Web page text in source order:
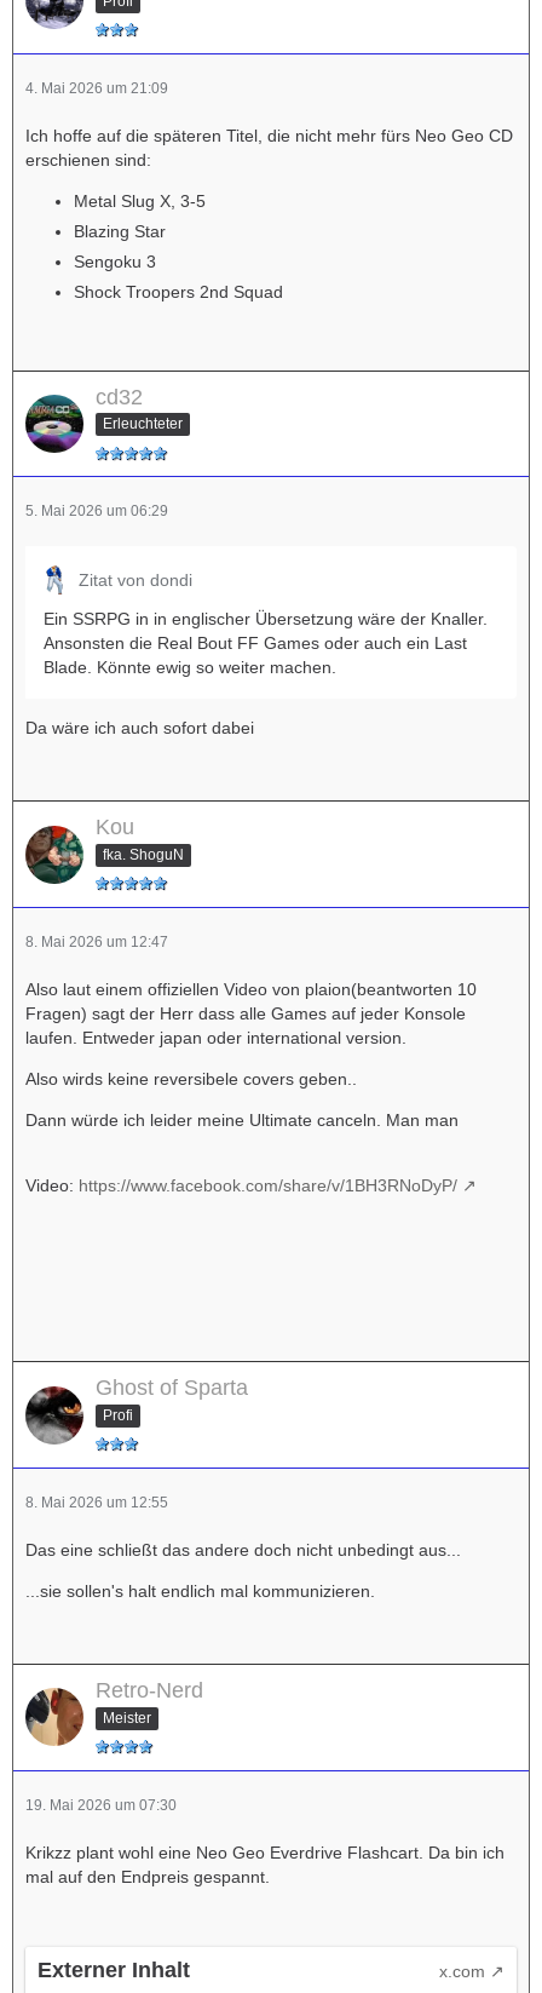
4. Mai 2026 um 21:09
Ich hoffe auf die späteren Titel, die nicht mehr fürs Neo Geo CD
erschienen sind:
Metal Slug X, 3-5
Blazing Star
Sengoku 3
Shock Troopers 2nd Squad
cd32
Erleuchteter
5. Mai 2026 um 06:29
Zitat von dondi
Ein SSRPG in in englischer Übersetzung wäre der Knaller.
Ansonsten die Real Bout FF Games oder auch ein Last
Blade. Könnte ewig so weiter machen.
Da wäre ich auch sofort dabei
Kou
fka. ShoguN
8. Mai 2026 um 12:47
Also laut einem offiziellen Video von plaion(beantworten 10
Fragen) sagt der Herr dass alle Games auf jeder Konsole
laufen. Entweder japan oder international version.
Also wirds keine reversibele covers geben..
Dann würde ich leider meine Ultimate canceln. Man man
Video: https://www.facebook.com/share/v/1BH3RNoDyP/
Ghost of Sparta
Profi
8. Mai 2026 um 12:55
Das eine schließt das andere doch nicht unbedingt aus...
...sie sollen's halt endlich mal kommunizieren.
Retro-Nerd
Meister
19. Mai 2026 um 07:30
Krikzz plant wohl eine Neo Geo Everdrive Flashcart. Da bin ich
mal auf den Endpreis gespannt.
Externer Inhalt
x.com